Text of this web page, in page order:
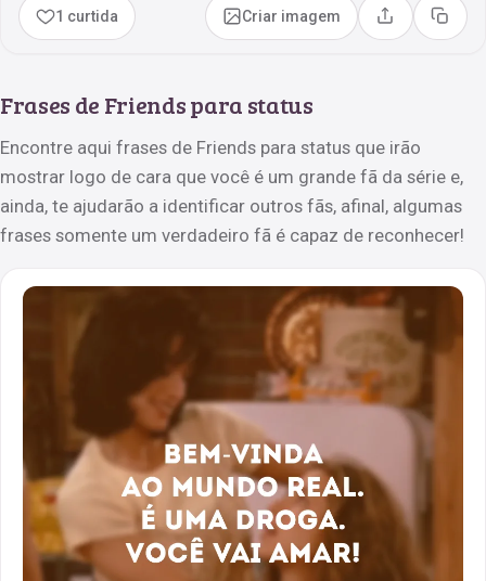
1 curtida Criar imagem Compartilhar
Copiar
Frases de Friends para status
Encontre aqui frases de Friends para status que irão
mostrar logo de cara que você é um grande fã da série e,
ainda, te ajudarão a identificar outros fãs, afinal, algumas
frases somente um verdadeiro fã é capaz de reconhecer!